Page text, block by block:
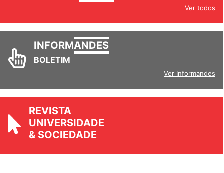
Ver todos
INFORMANDES
BOLETIM
Ver Informandes
REVISTA
UNIVERSIDADE
& SOCIEDADE